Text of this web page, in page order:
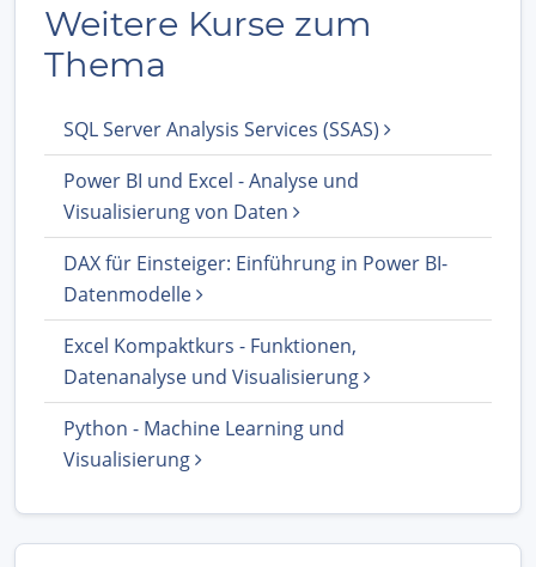
Weitere Kurse zum
Thema
SQL Server Analysis Services (SSAS)
Power BI und Excel - Analyse und
Visualisierung von Daten
DAX für Einsteiger: Einführung in Power BI-
Datenmodelle
Excel Kompaktkurs - Funktionen,
Datenanalyse und Visualisierung
Python - Machine Learning und
Visualisierung